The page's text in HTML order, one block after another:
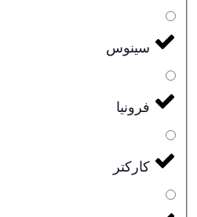
سینوس
فرونیا
کارکتر